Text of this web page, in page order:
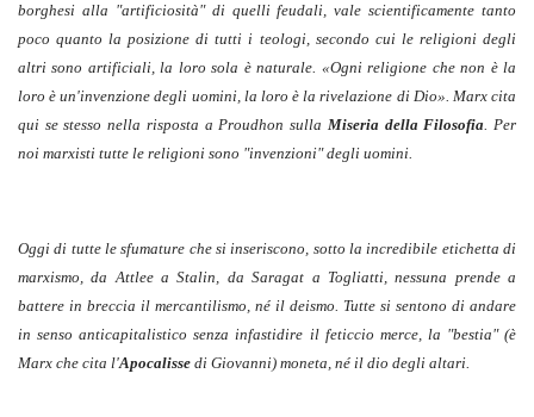
borghesi alla "artificiosità" di quelli feudali, vale scientificamente tanto
poco quanto la posizione di tutti i teologi, secondo cui le religioni degli
altri sono artificiali, la loro sola è naturale. «Ogni religione che non è la
loro è un'invenzione degli uomini, la loro è la rivelazione di Dio». Marx cita
qui se stesso nella risposta a Proudhon sulla Miseria della Filosofia. Per
noi marxisti tutte le religioni sono "invenzioni" degli uomini.
Oggi di tutte le sfumature che si inseriscono, sotto la incredibile etichetta di
marxismo, da Attlee a Stalin, da Saragat a Togliatti, nessuna prende a
battere in breccia il mercantilismo, né il deismo. Tutte si sentono di andare
in senso anticapitalistico senza infastidire il feticcio merce, la "bestia" (è
Marx che cita l'Apocalisse di Giovanni) moneta, né il dio degli altari.